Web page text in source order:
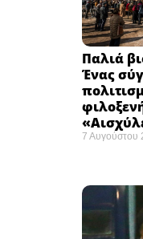
Παλιά
Ένας
7 Αυγούστου